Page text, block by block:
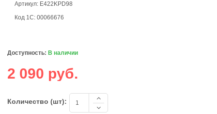
Артикул: E422KPD98
Код 1С: 00066676
Доступность: В наличии
2 090 руб.
Количество (шт):